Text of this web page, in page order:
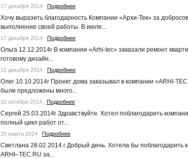
27 декабря 2014 Подробнее
Хочу выразить благодарность Компании «Архи-Тек» за
выполнение своей работы. В июле...
17 декабря 2014 Подробнее
Ольга 12.12.2014г В компании «Arhi-tec» заказали ремонт
готовому дизайн...
12 декабря 2014 Подробнее
Олег 10.10.2014г Проект дома заказывал в компании «ARHI-
были предложены много...
10 октября 2014 Подробнее
Сергей 25.03.2014г Здравствуйте. Хотел поблагодарить
полный цикл работ от...
25 марта 2014 Подробнее
Светлана 28.02.2014 г Добрый день. Хотела бы поблагодарить
ARHI–TEC.RU за...